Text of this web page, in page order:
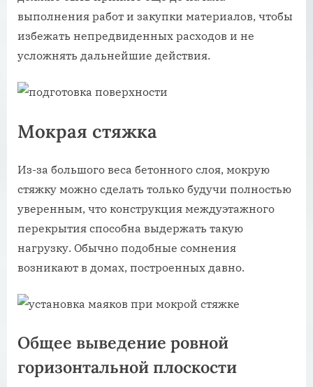
выполнения работ и закупки материалов, чтобы
избежать непредвиденных расходов и не
усложнять дальнейшие действия.
Мокрая стяжка
Из-за большого веса бетонного слоя, мокрую
стяжку можно сделать только будучи полностью
уверенным, что конструкция междуэтажного
перекрытия способна выдержать такую
нагрузку. Обычно подобные сомнения
возникают в домах, построенных давно.
Общее выведение ровной
горизонтальной плоскости